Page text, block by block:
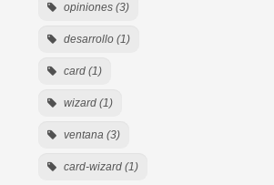
opiniones (3)
desarrollo (1)
card (1)
wizard (1)
ventana (3)
card-wizard (1)